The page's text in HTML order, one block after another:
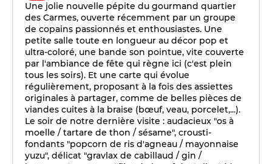
Une jolie nouvelle pépite du gourmand quartier
des Carmes, ouverte récemment par un groupe
de copains passionnés et enthousiastes. Une
petite salle toute en longueur au décor pop et
ultra-coloré, une bande son pointue, vite couverte
par l'ambiance de fête qui règne ici (c'est plein
tous les soirs). Et une carte qui évolue
régulièrement, proposant à la fois des assiettes
originales à partager, comme de belles pièces de
viandes cuites à la braise (bœuf, veau, porcelet,...).
Le soir de notre dernière visite : audacieux "os à
moelle / tartare de thon / sésame", crousti-
fondants "popcorn de ris d'agneau / mayonnaise
yuzu", délicat "gravlax de cabillaud / gin /